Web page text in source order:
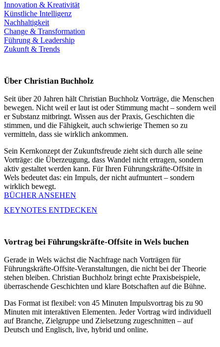
Innovation & Kreativität
Künstliche Intelligenz
Nachhaltigkeit
Change & Transformation
Führung & Leadership
Zukunft & Trends
Über Christian Buchholz
Seit über 20 Jahren hält Christian Buchholz Vorträge, die Menschen
bewegen. Nicht weil er laut ist oder Stimmung macht – sondern weil
er Substanz mitbringt. Wissen aus der Praxis, Geschichten die
stimmen, und die Fähigkeit, auch schwierige Themen so zu
vermitteln, dass sie wirklich ankommen.
Sein Kernkonzept der Zukunftsfreude zieht sich durch alle seine
Vorträge: die Überzeugung, dass Wandel nicht ertragen, sondern
aktiv gestaltet werden kann. Für Ihren Führungskräfte-Offsite in
Wels bedeutet das: ein Impuls, der nicht aufmuntert – sondern
wirklich bewegt.
BÜCHER ANSEHEN
KEYNOTES ENTDECKEN
Vortrag bei Führungskräfte-Offsite in Wels buchen
Gerade in Wels wächst die Nachfrage nach Vorträgen für
Führungskräfte-Offsite-Veranstaltungen, die nicht bei der Theorie
stehen bleiben. Christian Buchholz bringt echte Praxisbeispiele,
überraschende Geschichten und klare Botschaften auf die Bühne.
Das Format ist flexibel: von 45 Minuten Impulsvortrag bis zu 90
Minuten mit interaktiven Elementen. Jeder Vortrag wird individuell
auf Branche, Zielgruppe und Zielsetzung zugeschnitten – auf
Deutsch und Englisch, live, hybrid und online.